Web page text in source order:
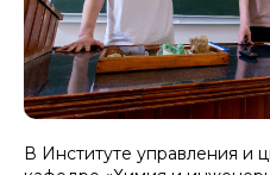
В Институте управления и